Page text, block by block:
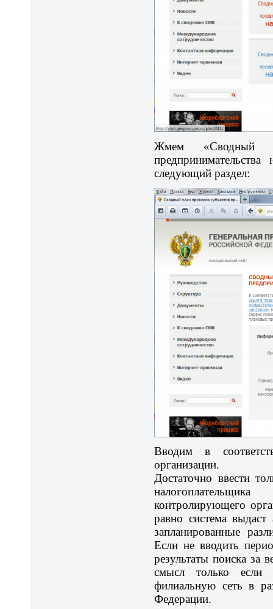
Жмем «Сводный
следующий раздел:
Вводим в
организации.
Достаточно ввести
контролирующего
равно система
запланированные
Если не вводить
результаты поиска за
смысл только если
филиальную сеть в
Федерации.